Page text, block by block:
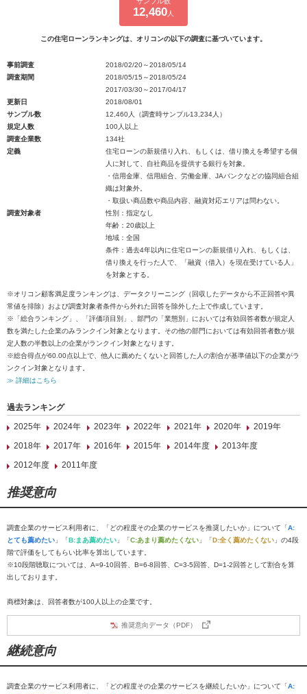
12,460 人
この住宅ローンランキングは、オリコンの以下の調査に基づいています。
事前調査
2018/02/20～2018/05/14
調査期間
2018/05/15～2018/05/24
2017/03/30～2017/04/17
更新日
2018/08/01
サンプル数
12,460人（調査時サンプル13,234人）
規定人数
100人以上
調査企業数
134社
定義
住宅ローンの新規借り入れ、もしくは、借り換えを希望する個
人に対して、自社商品を提供する銀行を対象。
・信用金庫、信用組合、労働金庫、JAバンクなどの協同組合組
織は対象外。
・取扱い商品数や商品内容、融資対応エリアは問わない。
調査対象者
性別：指定なし
年齢：20歳以上
地域：全国
条件：過去4年以内に住宅ローンの新規借り入れ、もしくは、
借り換えを行った人で、「融資（借入）を現在受けている人」
を対象とする。
※オリコン顧客満足度ランキングは、データクリーニング（回収したデータから不正回答や異
常値を排除）および調査対象者条件から外れた回答を除外した上で作成しています。
※「総合ランキング」、「評価項目別」、部門の「業態別」においては有効回答者数が規定人
数を満たした企業のみランクイン対象となります。その他の部門においては有効回答者数が規
定人数の半数以上の企業がランクイン対象となります。
※総合得点が60.00点以上で、他人に薦めたくないと回答した人の割合が基準値以下の企業がラ
ンクイン対象となります。
≫ 詳細はこちら
過去ランキング
2025年
2024年 2023年 2022年 2021年 2020年
2019年
2018年
2017年 2016年 2015年 2014年度
2013年度
2012年度
2011年度
推奨意向
調査企業のサービス利用者に、「どの程度その企業のサービスを推奨したいか」について「A:
とても薦めたい 」「B:まあ薦めたい 」「C:あまり薦めたくない 」「D:全く薦めたくない 」の4段
階で評価をしてもらい比率を算出しています。
※10段階聴取については、A=9-10回答、B=6-8回答、C=3-5回答、D=1-2回答として割合を算
出しております。
商標対象は、回答者数が100人以上の企業です。
推奨意向データ（PDF）
継続意向
調査企業のサービス利用者に、「どの程度その企業のサービスを継続したいか」について「A: